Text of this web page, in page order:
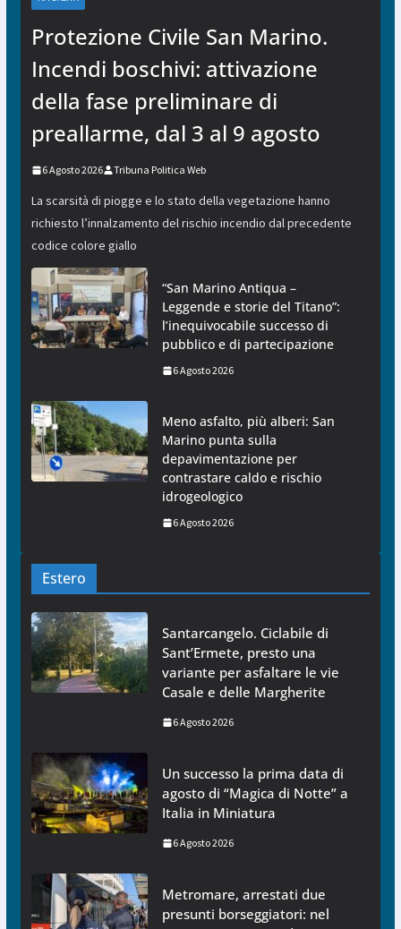
Protezione Civile San Marino.
Incendi boschivi: attivazione
della fase preliminare di
preallarme, dal 3 al 9 agosto
6 Agosto 2026 Tribuna Politica Web
La scarsità di piogge e lo stato della vegetazione hanno
richiesto l’innalzamento del rischio incendio dal precedente
codice colore giallo
“San Marino Antiqua –
Leggende e storie del Titano”:
l’inequivocabile successo di
pubblico e di partecipazione
6 Agosto 2026
Meno asfalto, più alberi: San
Marino punta sulla
depavimentazione per
contrastare caldo e rischio
idrogeologico
6 Agosto 2026
Estero
Santarcangelo. Ciclabile di
Sant’Ermete, presto una
variante per asfaltare le vie
Casale e delle Margherite
6 Agosto 2026
Un successo la prima data di
agosto di “Magica di Notte” a
Italia in Miniatura
6 Agosto 2026
Metromare, arrestati due
presunti borseggiatori: nel